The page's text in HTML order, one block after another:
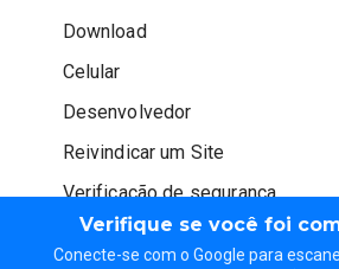
Verifique se você foi
Conecte-se com o Google para
Download
Celular
Desenvolvedor
Reivindicar um Site
Verificação de segurança